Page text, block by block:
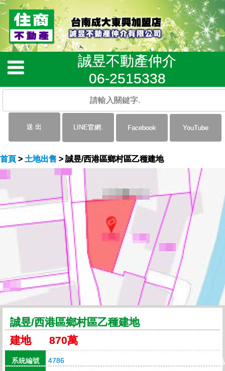
誠昱不動產仲介
06-2515338
首頁 > 土地出售 > 誠昱/西港區鄉村區乙種建地
誠昱/西港區鄉村區乙種建地
建地 870萬
系統編號
4786